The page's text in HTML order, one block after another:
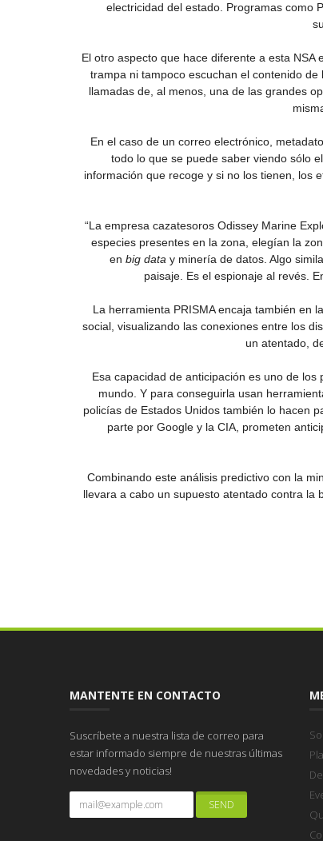
electricidad del estado. Programas como
El otro aspecto que hace diferente a esta
trampa ni tampoco escuchan el contenido
llamadas de, al menos, una de las grandes
En el caso de un correo electrónico,
todo lo que se puede saber viendo sólo
información que recoge y si no los tienen, los
“La empresa cazatesoros Odissey Marine
especies presentes en la zona, elegían la
en big data y minería de datos. Algo
paisaje. Es el espionaje al revés.
La herramienta PRISMA encaja también en
social, visualizando las conexiones entre los
un atentado,
Esa capacidad de anticipación es uno de
mundo. Y para conseguirla usan
policías de Estados Unidos también lo hacen
parte por Google y la CIA, prometen
Combinando este análisis predictivo con la
llevara a cabo un supuesto atentado contra
MANTENTE EN CONTACTO
Suscríbete a nuestra lista de correo para
estar informado siempre de nuestras últimas
novedades y noticias!